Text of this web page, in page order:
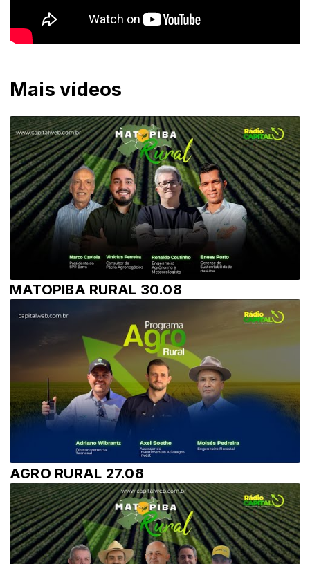
Mais vídeos
MATOPIBA RURAL 30.08
AGRO RURAL 27.08